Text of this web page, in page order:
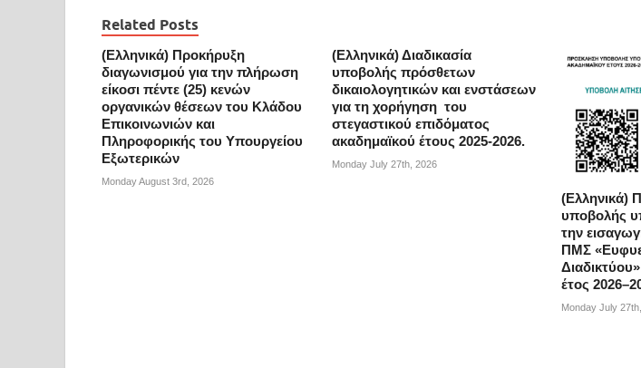
Related Posts
(Ελληνικά) Προκήρυξη
διαγωνισμού για την πλήρωση
είκοσι πέντε (25) κενών
οργανικών θέσεων του Κλάδου
Επικοινωνιών και
Πληροφορικής του Υπουργείου
Εξωτερικών
Monday August 3rd, 2026
(Ελληνικά) Διαδικασία
υποβολής πρόσθετων
δικαιολογητικών και ενστάσεων
για τη χορήγηση του
στεγαστικού επιδόματος
ακαδημαϊκού έτους 2025-2026.
Monday July 27th, 2026
(Ελληνικά)
υποβολής
την
ΠΜΣ
έτος
Monday July